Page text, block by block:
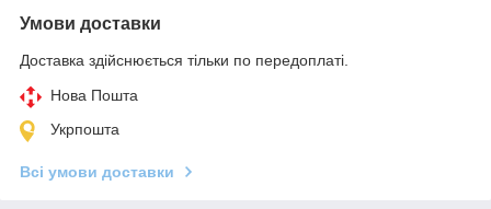
Умови доставки
Доставка здійснюється тільки по передоплаті.
Нова Пошта
Укрпошта
Всі умови доставки